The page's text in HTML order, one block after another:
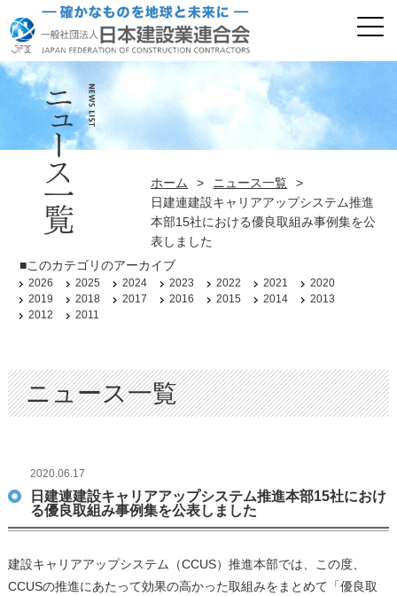
ホーム > ニュース一覧
>
日建連建設キャリアアップシステム推進
本部15社における優良取組み事例集を公
表しました
ニュース一覧
2020.06.17
日建連建設キャリアアップシステム推進本部15社におけ
る優良取組み事例集を公表しました
建設キャリアアップシステム（CCUS）推進本部では、この度、
CCUSの推進にあたって効果の高かった取組みをまとめて「優良取
■このカテゴリのアーカイブ
2026 2025 2024 2023 2022 2021
2020
2019
2018 2017 2016 2015 2014
2013
2012
2011